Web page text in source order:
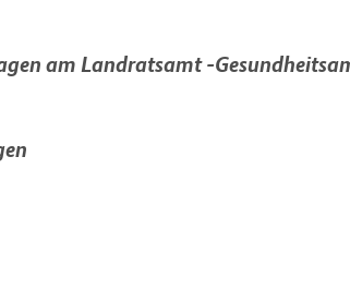
am Landratsamt -